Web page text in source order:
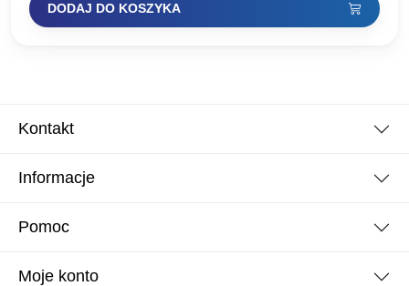
DODAJ DO KOSZYKA
Kontakt
Informacje
Pomoc
Moje konto